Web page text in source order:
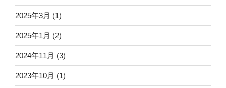
2025年3月 (1)
2025年1月 (2)
2024年11月 (3)
2023年10月 (1)